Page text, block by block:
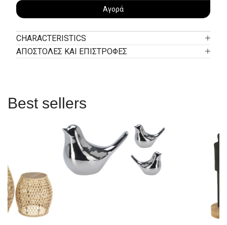
Αγορά
CHARACTERISTICS
ΑΠΟΣΤΟΛΕΣ ΚΑΙ ΕΠΙΣΤΡΟΦΕΣ
Best sellers